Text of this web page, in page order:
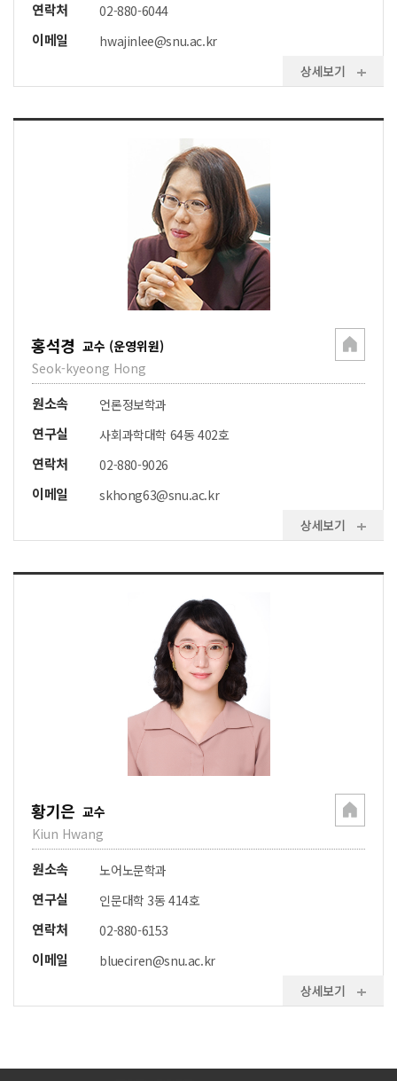
연락처 02-880-6044
이메일
hwajinlee@snu.ac.kr
상세보기
홍석경 교수 (운영위원)
Seok-kyeong Hong
원소속 언론정보학과
연구실 사회과학대학 64동 402호
연락처 02-880-9026
이메일
skhong63@snu.ac.kr
상세보기
황기은 교수
Kiun Hwang
원소속 노어노문학과
연구실 인문대학 3동 414호
연락처 02-880-6153
이메일
blueciren@snu.ac.kr
상세보기